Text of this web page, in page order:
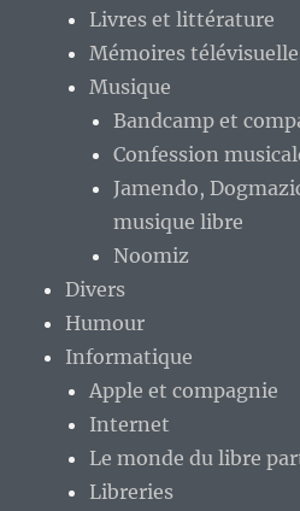
Livres et littérature
Mémoires
Musique
Bandcamp et
Confession
Jamendo,
musique libre
Noomiz
Divers
Humour
Informatique
Apple et compagnie
Internet
Le monde du libre
Libreries